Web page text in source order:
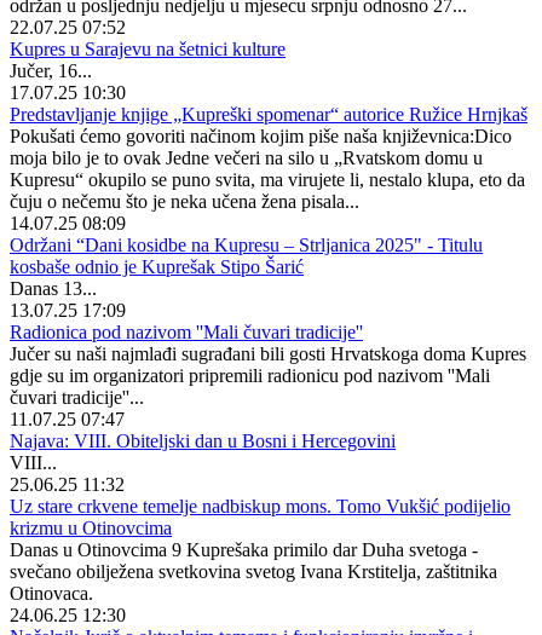
održan u posljednju nedjelju u mjesecu srpnju odnosno 27...
22.07.25 07:52
Kupres u Sarajevu na šetnici kulture
Jučer, 16...
17.07.25 10:30
Predstavljanje knjige „Kupreški spomenar“ autorice Ružice Hrnjkaš
Pokušati ćemo govoriti načinom kojim piše naša književnica:Dico
moja bilo je to ovak Jedne večeri na silo u „Rvatskom domu u
Kupresu“ okupilo se puno svita, ma virujete li, nestalo klupa, eto da
čuju o nečemu što je neka učena žena pisala...
14.07.25 08:09
Održani “Dani kosidbe na Kupresu – Strljanica 2025" - Titulu
kosbaše odnio je Kuprešak Stipo Šarić
Danas 13...
13.07.25 17:09
Radionica pod nazivom ''Mali čuvari tradicije''
Jučer su naši najmlađi sugrađani bili gosti Hrvatskoga doma Kupres
gdje su im organizatori pripremili radionicu pod nazivom ''Mali
čuvari tradicije''...
11.07.25 07:47
Najava: VIII. Obiteljski dan u Bosni i Hercegovini
VIII...
25.06.25 11:32
Uz stare crkvene temelje nadbiskup mons. Tomo Vukšić podijelio
krizmu u Otinovcima
Danas u Otinovcima 9 Kuprešaka primilo dar Duha svetoga -
svečano obilježena svetkovina svetog Ivana Krstitelja, zaštitnika
Otinovaca.
24.06.25 12:30